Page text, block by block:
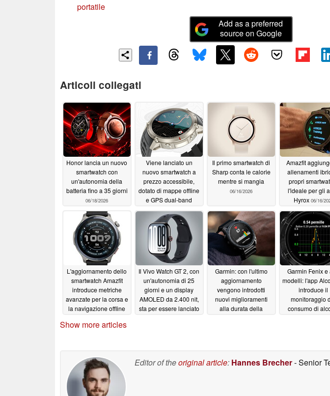
portatile
Add as a preferred
source on Google
Articoli collegati
Honor lancia un nuovo
smartwatch con
un'autonomia della
batteria fino a 35 giorni
06/18/2026
Viene lanciato un
nuovo smartwatch a
prezzo accessibile,
dotato di mappe offline
e GPS dual-band
06/17/2026
Il primo smartwatch di
Sharp conta le calorie
mentre si mangia
06/16/2026
Amazfit
allenamenti
propri
l'ideale per gli
Hyrox 06/16/
L'aggiornamento dello
smartwatch Amazfit
introduce metriche
avanzate per la corsa e
la navigazione offline
Il Vivo Watch GT 2, con
un'autonomia di 25
giorni e un display
AMOLED da 2.400 nit,
sta per essere lanciato
Garmin: con l'ultimo
aggiornamento
vengono introdotti
nuovi miglioramenti
alla durata della
Garmin Fenix e
modelli: l'app
introduce il
monitoraggio
consumo di
Show more articles
Editor of theoriginal article: Hannes Brecher- Senior